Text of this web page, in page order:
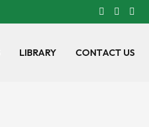
LIBRARY CONTACT US